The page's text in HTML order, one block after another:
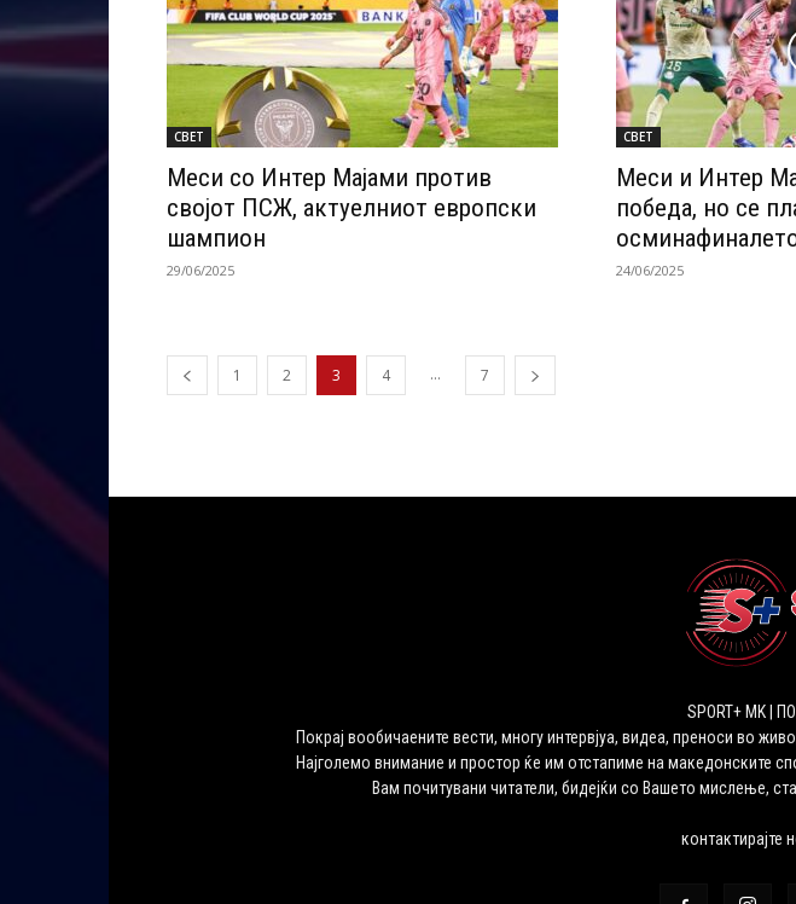
СВЕТ
Меси со Интер Мајами против
својот ПСЖ, актуелниот европски
шампион
29/06/2025
СВЕТ
Меси и Интер
победа, но се
24/06/2025
1 2 3 4 ... 7
SPORT+ MK |
Покрај вообичаените вести, многу интервјуа, видеа, преноси во
Најголемо внимание и простор ќе им отстапиме на македонските
Вам почитувани читатели, бидејќи со Вашето мислење,
контактирајте